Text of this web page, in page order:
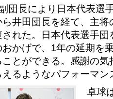
団長により日本代表選
ら井田団長を経て、主
された。日本代表選手
おかげで、1年の延期を
ことができる。感謝の
えるようなパフォーマ
卓球